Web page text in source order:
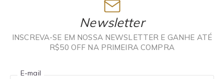
Newsletter
INSCREVA-SE EM NOSSA NEWSLETTER E GANHE ATÉ
R$50 OFF NA PRIMEIRA COMPRA
E-mail